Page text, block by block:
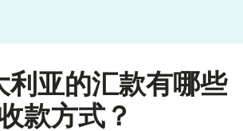
利亚的汇款有哪些
款方式？